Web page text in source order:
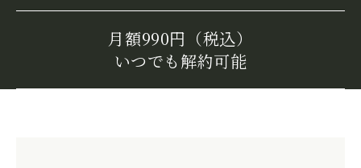
月額990円（税込）
いつでも解約可能